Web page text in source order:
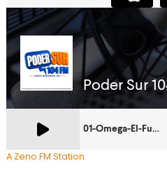
A Zeno.FM Station